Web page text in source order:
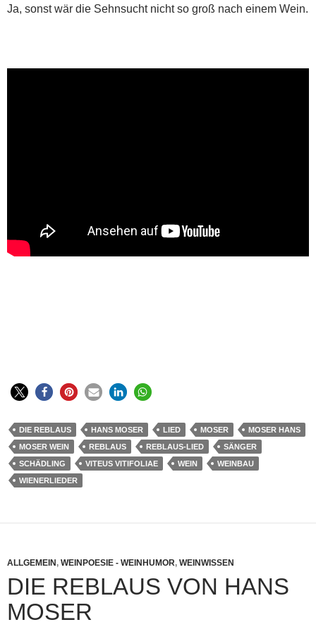
Ja, sonst wär die Sehnsucht nicht so groß nach einem Wein.
DIE REBLAUS HANS MOSER LIED MOSER
MOSER HANS
MOSER WEIN
REBLAUS REBLAUS-LIED
SÄNGER
SCHÄDLING
VITEUS VITIFOLIAE WEIN
WEINBAU
WIENERLIEDER
ALLGEMEIN, WEINPOESIE - WEINHUMOR, WEINWISSEN
DIE REBLAUS VON HANS
MOSER